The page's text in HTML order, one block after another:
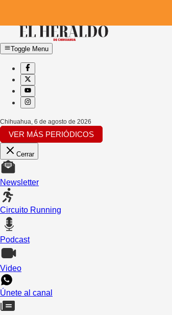
Toggle Menu
Chihuahua 6 de agosto de 2026
VER MÁS PERIÓDICOS
Cerrar
Newsletter
Circuito Running
Podcast
Video
Únete al canal